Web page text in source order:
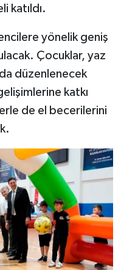
katıldı.
yönelik geniş
Çocuklar, yaz
düzenlenecek
katkı
de el becerilerini